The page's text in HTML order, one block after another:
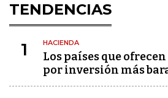
TENDENCIAS
1 HACIENDA
Los países que
por inversión más